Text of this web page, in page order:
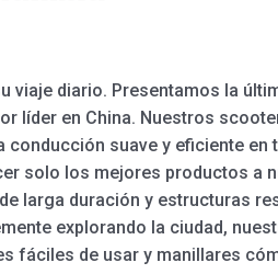
diario. Presentamos la
líder en China. Nuestros
suave y eficiente
solo los mejores productos a
larga duración y estructuras
explorando la ciudad,
fáciles de usar y manillares